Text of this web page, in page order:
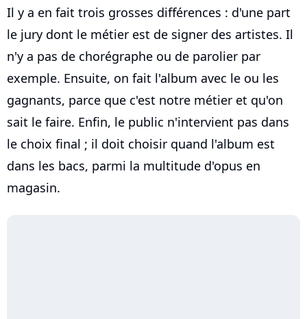
Il y a en fait trois grosses différences : d'une part
le jury dont le métier est de signer des artistes. Il
n'y a pas de chorégraphe ou de parolier par
exemple. Ensuite, on fait l'album avec le ou les
gagnants, parce que c'est notre métier et qu'on
sait le faire. Enfin, le public n'intervient pas dans
le choix final ; il doit choisir quand l'album est
dans les bacs, parmi la multitude d'opus en
magasin.